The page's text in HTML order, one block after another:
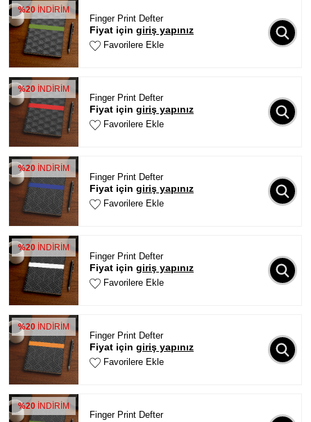
%20İNDİRİM
Finger Print Defter
Fiyat için giriş yapınız
Favorilere Ekle
%20 İNDİRİM
Finger Print Defter
Fiyat için giriş yapınız
Favorilere Ekle
%20 İNDİRİM
Finger Print Defter
Fiyat için giriş yapınız
Favorilere Ekle
%20 İNDİRİM
Finger Print Defter
Fiyat için giriş yapınız
Favorilere Ekle
%20 İNDİRİM
Finger Print Defter
Fiyat için giriş yapınız
Favorilere Ekle
%20 İNDİRİM
Finger Print Defter